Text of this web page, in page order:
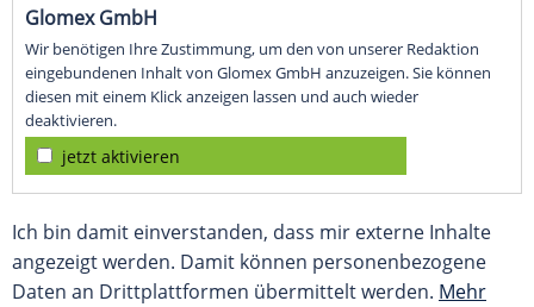
Glomex GmbH
Wir benötigen Ihre Zustimmung, um den von unserer Redaktion
eingebundenen Inhalt von Glomex GmbH anzuzeigen. Sie können
diesen mit einem Klick anzeigen lassen und auch wieder
deaktivieren.
jetzt aktivieren
Ich bin damit einverstanden, dass mir externe Inhalte
angezeigt werden. Damit können personenbezogene
Daten an Drittplattformen übermittelt werden. Mehr